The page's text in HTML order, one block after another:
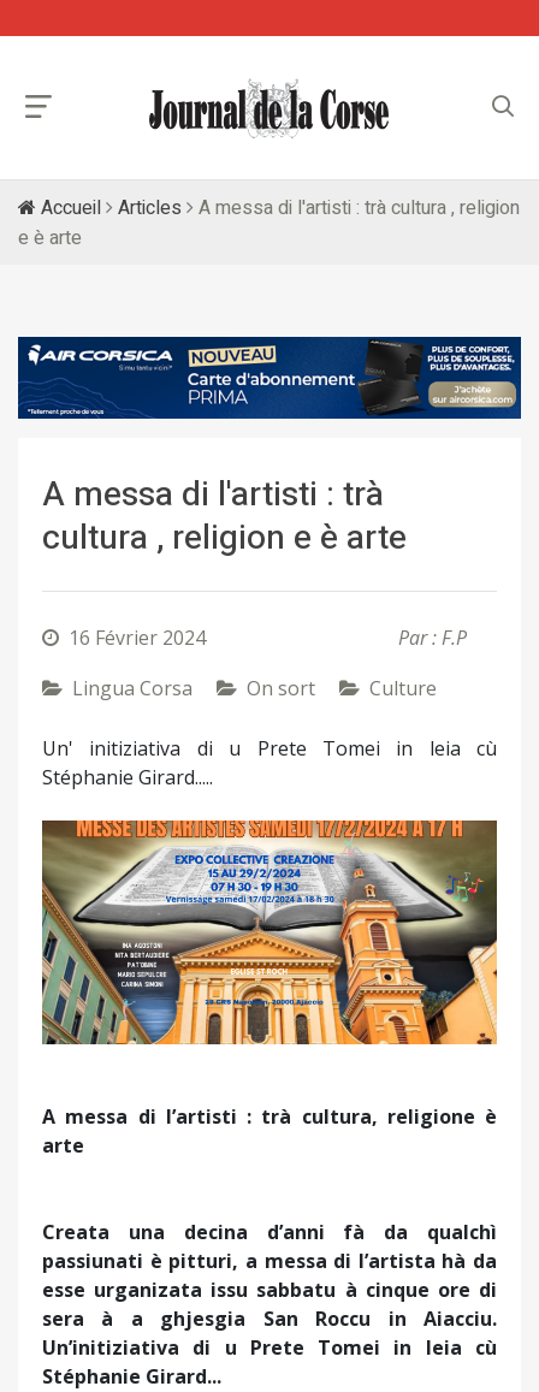
Accueil Articles
A messa di l'artisti : trà cultura , religion
e è arte
A messa di l'artisti : trà
cultura , religion e è arte
16 Février 2024
Par : F.P
Lingua Corsa
On sort Culture
Un' initiziativa di u Prete Tomei in leia cù
Stéphanie Girard.....
A messa di l’artisti : trà cultura, religione è
arte
Creata una decina d’anni fà da qualchì
passiunati è pitturi, a messa di l’artista hà da
esse urganizata issu sabbatu à cinque ore di
sera à a ghjesgia San Roccu in Aiacciu.
Un’initiziativa di u Prete Tomei in leia cù
Stéphanie Girard...